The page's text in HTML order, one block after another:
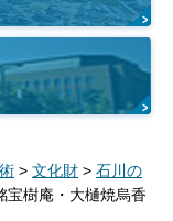
> 文化財 > 石川の
宝樹庵・大樋焼烏香